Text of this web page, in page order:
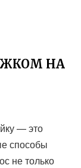
НА
— это
способы
не только